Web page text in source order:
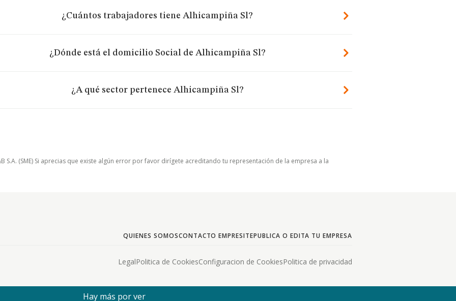
¿Cuántos trabajadores tiene Alhicampiña Sl?
¿Dónde está el domicilio Social de Alhicampiña Sl?
¿A qué sector pertenece Alhicampiña Sl?
(SME) Si aprecias que existe algún error por favor dirígete acreditando tu representación de la empresa a la
QUIENES SOMOSCONTACTO EMPRESITEPUBLICA O EDITA TU EMPRESA
LegalPolitica de CookiesConfiguracion de CookiesPolitica de privacidad
Hay más por ver